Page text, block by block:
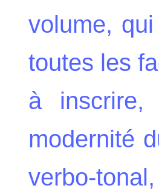
volume,
toutes les
à inscrire,
modernité
verbo-